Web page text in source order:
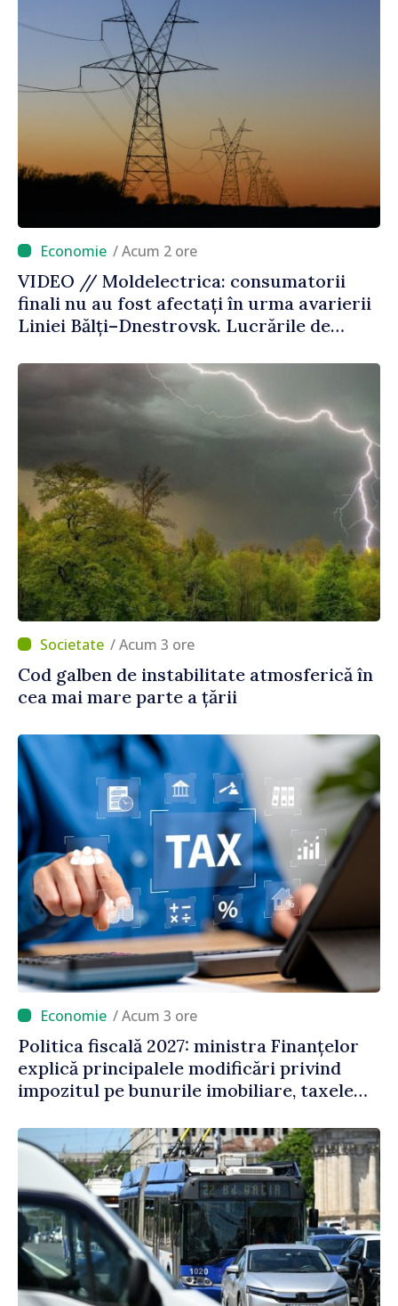
/ Acum 2 ore
VIDEO // Moldelectrica: consumatorii
finali nu au fost afectați în urma avarierii
Liniei Bălți–Dnestrovsk. Lucrările de
prioritar
/ Acum 3 ore
Cod galben de instabilitate atmosferică în
cea mai mare parte a țării
/ Acum 3 ore
Politica fiscală 2027: ministra Finanțelor
explică principalele modificări privind
impozitul pe bunurile imobiliare, taxele